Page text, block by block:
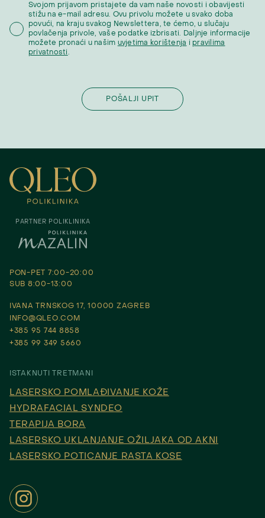
Svojom prijavom pristajete da vam naše novosti i obavijesti
stižu na e-mail adresu. Ovu privolu možete u svako doba
povući, na kraju svakog Newslettera, te ćemo, u slučaju
povlačenja privole, vaše podatke izbrisati. Daljnje informacije
možete pronaći u našim uvjetima korištenja i pravilima
privatnosti.
PARTNER POLIKLINIKA
PON-PET 7:00-20:00
SUB 8:00-13:00
IVANA TRNSKOG 17, 10000 ZAGREB
INFO@QLEO.COM
+385 95 744 8858
+385 99 349 5660
ISTAKNUTI TRETMANI
LASERSKO POMLAĐIVANJE KOŽE
HYDRAFACIAL SYNDEO
TERAPIJA BORA
LASERSKO UKLANJANJE OŽILJAKA OD AKNI
LASERSKO POTICANJE RASTA KOSE